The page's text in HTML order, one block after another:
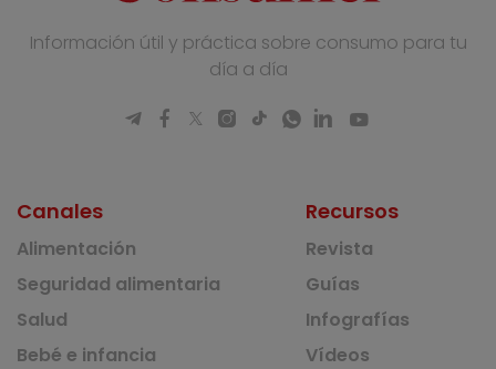
Información útil y práctica sobre consumo para tu
día a día
Canales
Alimentación
Seguridad alimentaria
Salud
Bebé e infancia
Recursos
Revista
Guías
Infografías
Vídeos